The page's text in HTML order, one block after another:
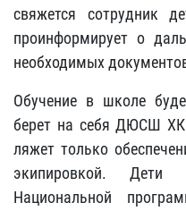
свяжется сотрудник
проинформирует о
необходимых
Обучение в школе
берет на себя ДЮСШ ХК
ляжет только
экипировкой. Дети
Национальной